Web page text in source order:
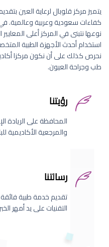
يتميز مركز قلوبال لرعاية العين
كفاءات سعودية وعربية وعالمية.
نوعها نتبنى في المركز أعلى
استخدام أحدث الأجهزة الطبية
نحرص كذلك على أن نكون مركزا
طب وجراحة العيون.
رؤيتنا
المحافظة على الريادة
والمرجعية الأكاديمية
رسالتنا
تقديم خدمة طبية
التقنيات على يد أمهر